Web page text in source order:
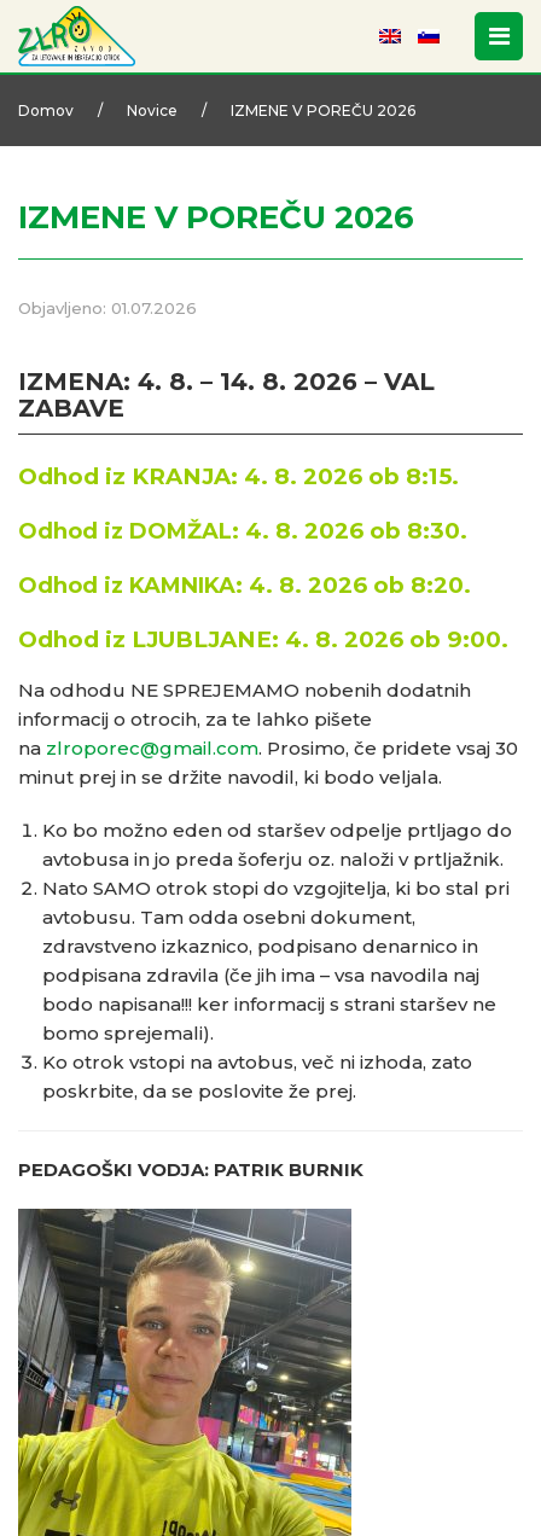
Domov / Novice / IZMENE V POREČU 2026
IZMENE V POREČU 2026
Objavljeno: 01.07.2026
IZMENA: 4. 8. – 14. 8. 2026 – VAL
ZABAVE
Odhod iz KRANJA: 4. 8. 2026 ob 8:15.
Odhod iz DOMŽAL: 4. 8. 2026 ob 8:30.
Odhod iz KAMNIKA: 4. 8. 2026 ob 8:20.
Odhod iz LJUBLJANE: 4. 8. 2026 ob 9:00.
Na odhodu NE SPREJEMAMO nobenih dodatnih
informacij o otrocih, za te lahko pišete
na zlroporec@gmail.com. Prosimo, če pridete vsaj 30
minut prej in se držite navodil, ki bodo veljala.
Ko bo možno eden od staršev odpelje prtljago do
avtobusa in jo preda šoferju oz. naloži v prtljažnik.
Nato SAMO otrok stopi do vzgojitelja, ki bo stal pri
avtobusu. Tam odda osebni dokument,
zdravstveno izkaznico, podpisano denarnico in
podpisana zdravila (če jih ima – vsa navodila naj
bodo napisana!!! ker informacij s strani staršev ne
bomo sprejemali).
Ko otrok vstopi na avtobus, več ni izhoda, zato
poskrbite, da se poslovite že prej.
PEDAGOŠKI VODJA: PATRIK BURNIK